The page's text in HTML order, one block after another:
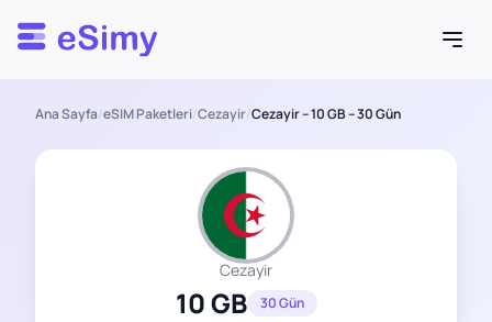
Esimy
Ana Sayfa/eSIM Paketleri/Cezayir/Cezayir – 10 GB – 30 Gün
Cezayir
10 GB 30 Gün